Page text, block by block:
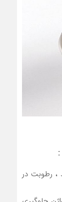
، رطوبت در